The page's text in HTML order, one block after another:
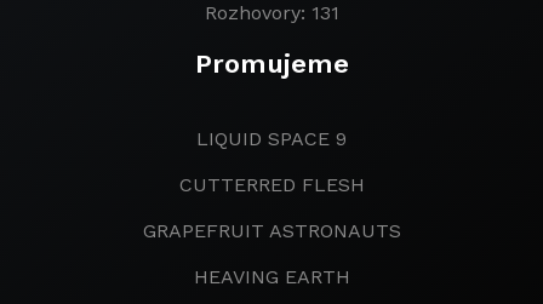
Rozhovory: 131
Promujeme
LIQUID SPACE 9
CUTTERRED FLESH
GRAPEFRUIT ASTRONAUTS
HEAVING EARTH